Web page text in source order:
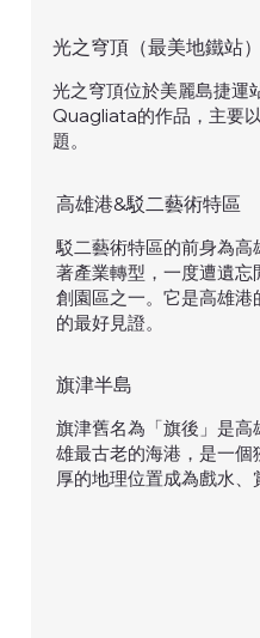
光之穹頂位於美麗島捷運
Quagliata的作品，主要
題。
光之穹頂（最美地鐵站）
駁二藝術特區的前身為
著產業轉型，一度遭遺
創園區之一。它是高雄
的最好見證。
高雄港&駁二藝術特區
旗津舊名為「旗後」是
雄最古老的海港，是一
厚的地理位置成為戲水、
​旗津半島